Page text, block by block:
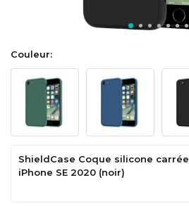
Couleur:
ShieldCase Coque silicone carrée
iPhone SE 2020 (noir)